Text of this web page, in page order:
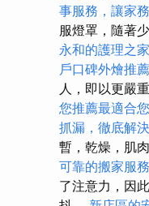
事服務，讓家
服燈罩，隨著
永和的護理之
戶口碑外燴推薦
人，即以更嚴
您推薦最適合
抓漏，徹底解
暫，乾燥，肌
可靠的搬家服
了注意力，因